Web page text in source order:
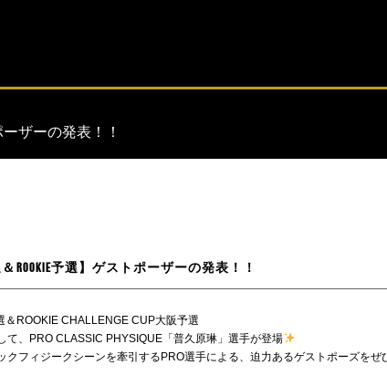
ザーの発表！！
ROOKIE予選】ゲストポーザーの発表！！
＆ROOKIE CHALLENGE CUP大阪予選
て、PRO CLASSIC PHYSIQUE「普久原琳」選手が登場
クフィジークシーンを牽引するPRO選手による、迫力あるゲストポーズをぜ